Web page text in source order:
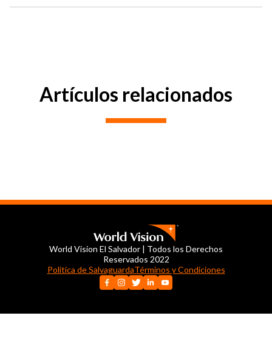
Artículos relacionados
World Vision El Salvador | Todos los Derechos
Reservados 2022
Política de SalvaguardaTérminos y Condiciones